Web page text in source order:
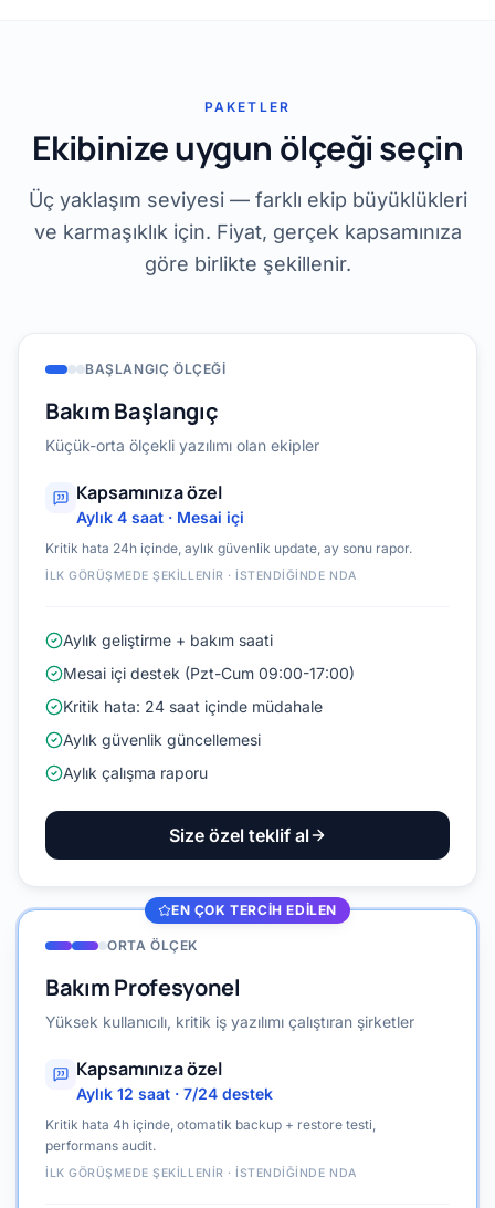
PAKETLER
Ekibinize uygun ölçeği seçin
Üç yaklaşım seviyesi — farklı ekip büyüklükleri
ve karmaşıklık için. Fiyat, gerçek kapsamınıza
göre birlikte şekillenir.
BAŞLANGIÇ ÖLÇEĞI
Bakım Başlangıç
Küçük-orta ölçekli yazılımı olan ekipler
Kapsamınıza özel
Aylık 4 saat · Mesai içi
Kritik hata 24h içinde, aylık güvenlik update, ay sonu rapor.
İLK GÖRÜŞMEDE ŞEKILLENIR · İSTENDIĞINDE NDA
Aylık geliştirme + bakım saati
Mesai içi destek (Pzt-Cum 09:00-17:00)
Kritik hata: 24 saat içinde müdahale
Aylık güvenlik güncellemesi
Aylık çalışma raporu
Size özel teklif al
EN ÇOK TERCIH EDILEN
ORTA ÖLÇEK
Bakım Profesyonel
Yüksek kullanıcılı, kritik iş yazılımı çalıştıran şirketler
Kapsamınıza özel
Aylık 12 saat · 7/24 destek
Kritik hata 4h içinde, otomatik backup + restore testi,
performans audit.
İLK GÖRÜŞMEDE ŞEKILLENIR · İSTENDIĞINDE NDA